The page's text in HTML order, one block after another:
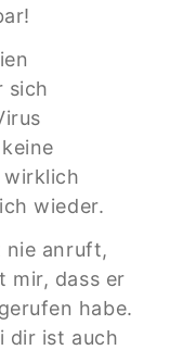
sich
wieder.
nie anruft,
mir, dass er
habe.
dir ist auch